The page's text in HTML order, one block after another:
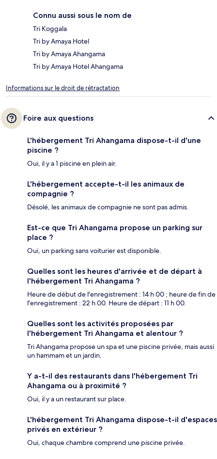
Connu aussi sous le nom de
Tri Koggala
Tri by Amaya Hotel
Tri by Amaya Ahangama
Tri by Amaya Hotel Ahangama
Informations sur le droit de rétractation
Foire aux questions
L'hébergement Tri Ahangama dispose-t-il d'une
piscine ?
Oui, il y a 1 piscine en plein air.
L'hébergement accepte-t-il les animaux de
compagnie ?
Désolé, les animaux de compagnie ne sont pas admis.
Est-ce que Tri Ahangama propose un parking sur
place ?
Oui, un parking sans voiturier est disponible.
Quelles sont les heures d'arrivée et de départ à
l'hébergement Tri Ahangama ?
Heure de début de l'enregistrement : 14 h 00 ; heure de fin de
l'enregistrement : 22 h 00. Heure de départ : 11 h 00.
Quelles sont les activités proposées par
l'hébergement Tri Ahangama et alentour ?
Tri Ahangama propose un spa et une piscine privée, mais aussi
un hammam et un jardin.
Y a-t-il des restaurants dans l'hébergement Tri
Ahangama ou à proximité ?
Oui, il y a un restaurant sur place.
L'hébergement Tri Ahangama dispose-t-il d'espaces
privés en extérieur ?
Oui, chaque chambre comprend une piscine privée.